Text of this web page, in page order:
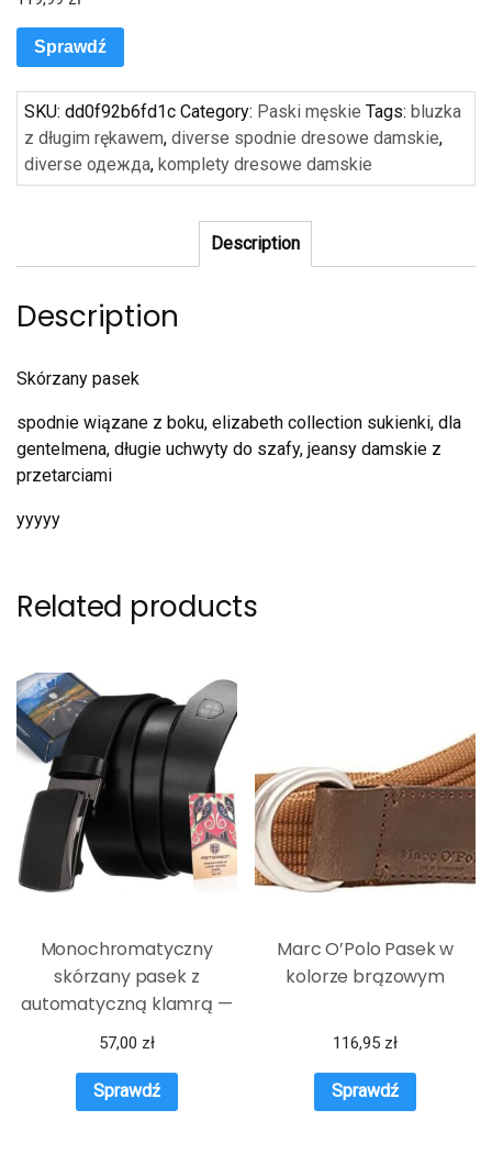
Sprawdź
SKU: dd0f92b6fd1c Category: Paski męskie Tags: bluzka
z długim rękawem, diverse spodnie dresowe damskie,
diverse одежда, komplety dresowe damskie
Description
Description
Skórzany pasek
spodnie wiązane z boku, elizabeth collection sukienki, dla
gentelmena, długie uchwyty do szafy, jeansy damskie z
przetarciami
yyyyy
Related products
Monochromatyczny
skórzany pasek z
automatyczną klamrą —
Peterson
57,00 zł
Sprawdź
Marc O’Polo Pasek w
kolorze brązowym
116,95 zł
Sprawdź